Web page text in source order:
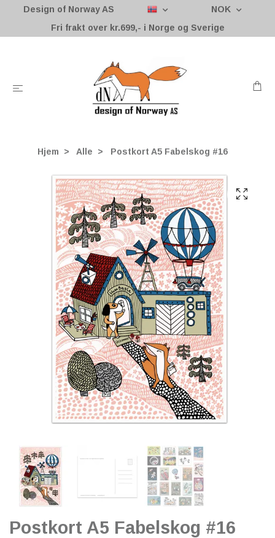
Design of Norway AS
NOK
Fri frakt over kr.699,- i Norge og Sverige
Hjem Alle Postkort A5 Fabelskog #16
Postkort A5 Fabelskog #16